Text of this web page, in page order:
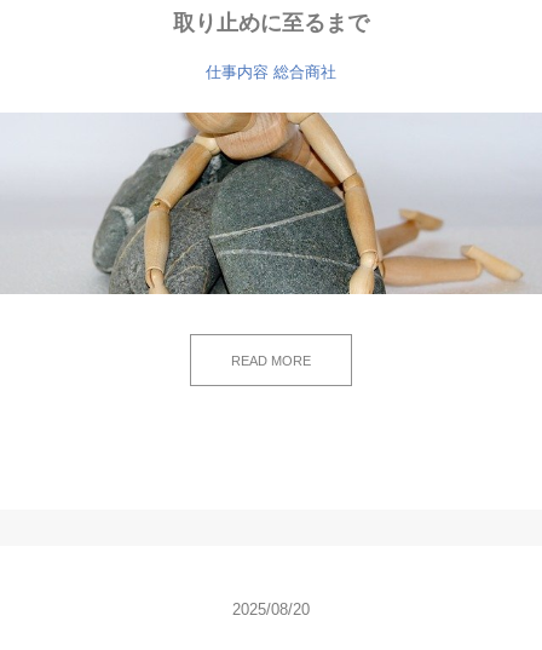
取り止めに至るまで
仕事内容 総合商社
READ MORE
2025/08/20